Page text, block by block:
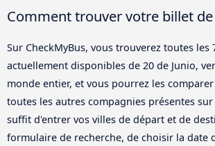
Comment trouver votre billet de
Sur CheckMyBus, vous trouverez toutes les
actuellement disponibles de 20 de Junio,
monde entier, et vous pourrez les comparer
toutes les autres compagnies présentes
suffit d'entrer vos villes de départ et de
formulaire de recherche, de choisir la date